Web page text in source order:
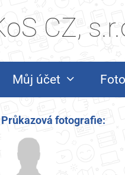
CZ,
Můj účet
Průkazová fotografie: